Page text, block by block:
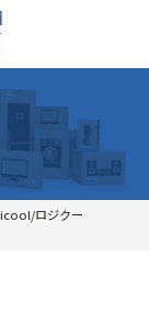
ロジクー